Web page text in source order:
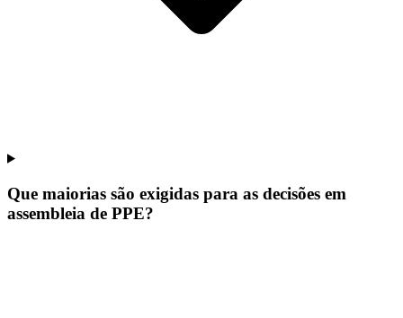
Que maiorias são exigidas para as decisões em
assembleia de PPE?